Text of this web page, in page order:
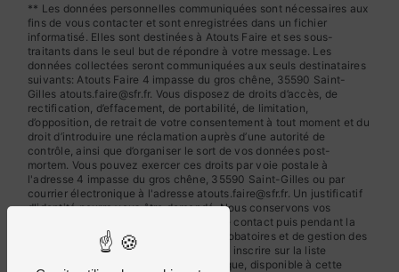
** Les données personnelles communiquées sont nécessaires aux
fins de vous contacter et sont enregistrées dans un fichier
informatisé. Elles sont destinées à Atouts Faire et ses sous-
traitants dans le seul but de répondre à votre message. Les
données collectées seront communiquées aux seuls destinataires
suivants: Atouts Faire 4 impasse du gros chêne, 35590 Saint-
Gilles atouts.faire@sfr.fr. Vous disposez de droits d’accès, de
rectification, d’effacement, de portabilité, de limitation,
d’opposition, de retrait de votre consentement à tout moment et du
droit d’introduire une réclamation auprès d’une autorité de
contrôle, ainsi que d’organiser le sort de vos données post-
mortem. Vous pouvez exercer ces droits par voie postale à
l'adresse 4 impasse du gros chêne, 35590 Saint-Gilles ou par
courrier électronique à l'adresse atouts.faire@sfr.fr. Un justificatif
d'identité pourra vous être demandé. Nous conservons vos
données pendant la période de prise de contact puis pendant la
durée de prescription légale aux fins probatoires et de gestion des
contentieux. Vous avez le droit de vous inscrire sur la liste
d'opposition au démarchage téléphonique, disponible à cette